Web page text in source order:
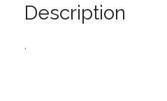
Description
.